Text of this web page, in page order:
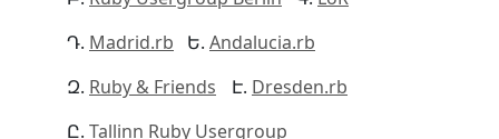
Madrid.rb
Andalucia.rb
Ruby & Friends
Dresden.rb
Tallinn Ruby Usergroup